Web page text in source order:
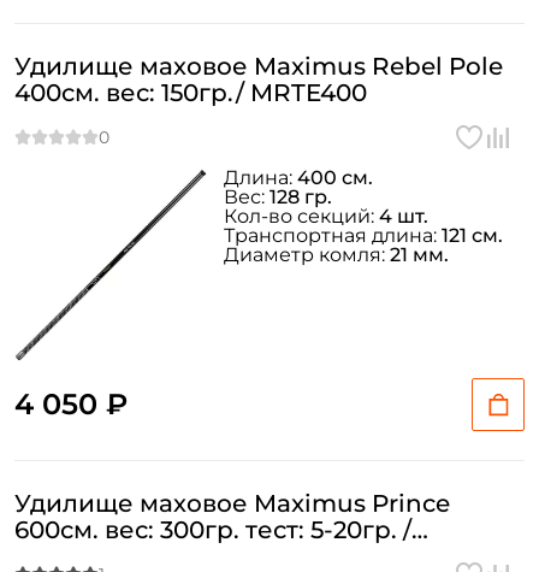
Удилище маховое Maximus Rebel Pole
400см. вес: 150гр./ MRTE400
4 050 ₽
Длина: 400 см.
Вес: 128 гр.
Кол-во секций: 4 шт.
Транспортная длина: 121 см.
Диаметр комля: 21 мм.
Удилище маховое Maximus Prince
600см. вес: 300гр. тест: 5-20гр. /